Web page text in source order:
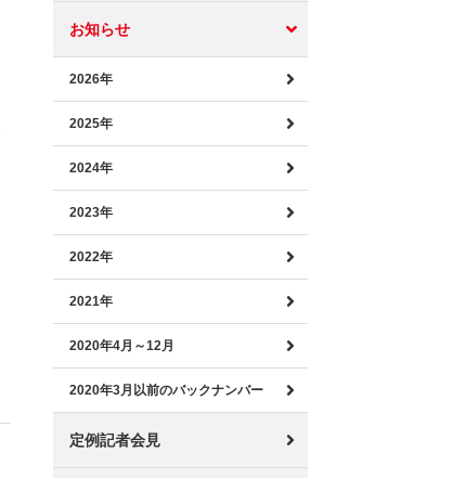
お知らせ
2026年
2025年
2024年
2023年
2022年
2021年
2020年4月～12月
2020年3月以前のバックナンバー
定例記者会見